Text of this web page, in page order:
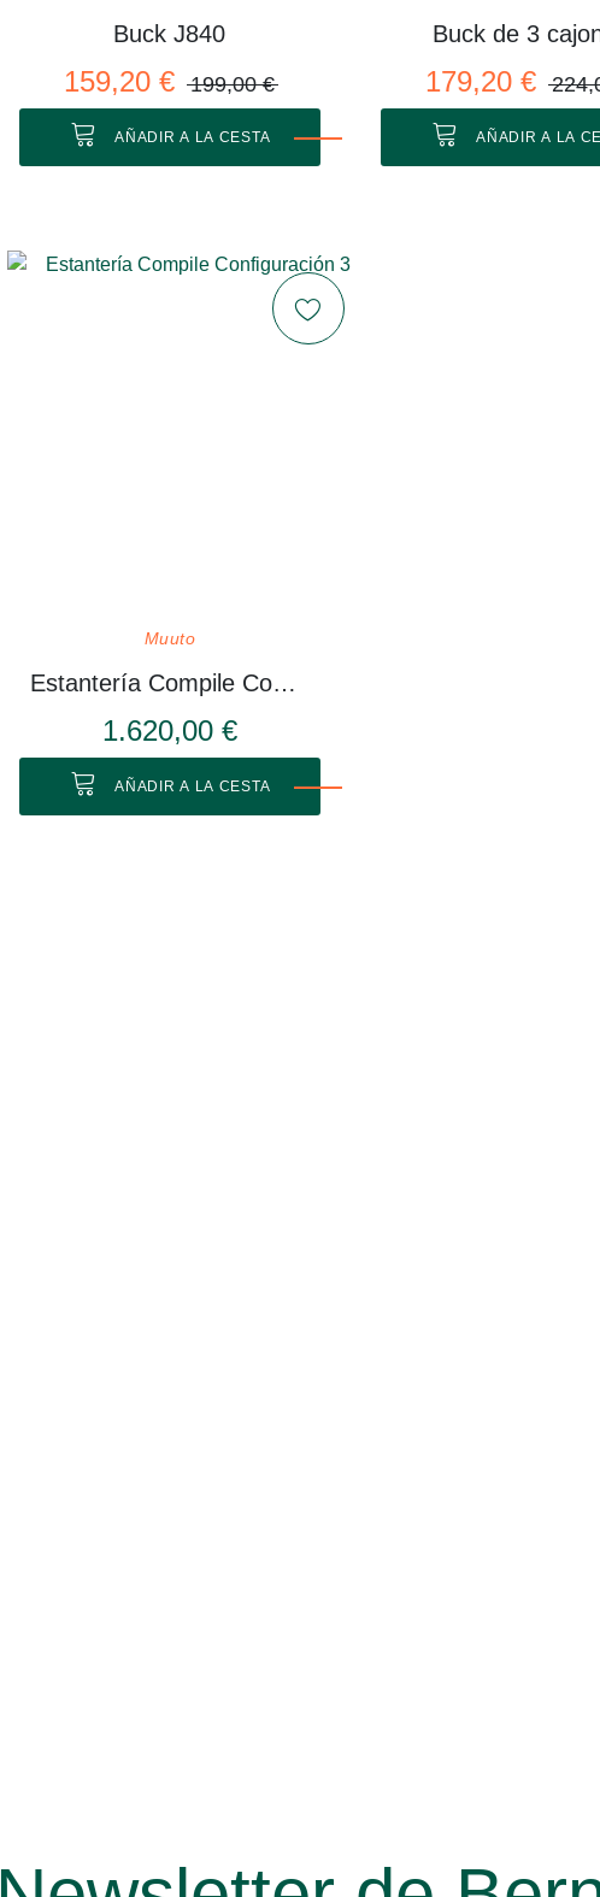
Buck J840
159,20 € 199,00 €
AÑADIR A LA CESTA
Buck de 3
179,20 €
AÑADIR A LA
Muuto
Estantería Compile Configuración 3
1.620,00 €
AÑADIR A LA CESTA